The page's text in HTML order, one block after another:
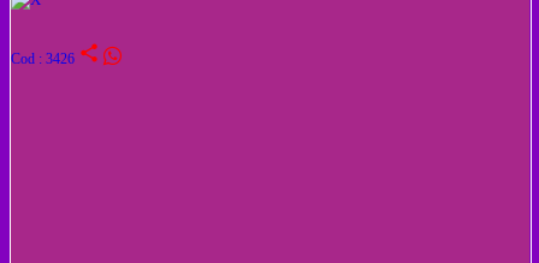
Cod : 3426 share